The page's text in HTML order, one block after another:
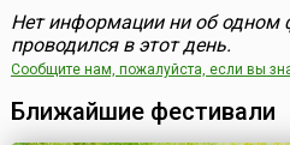
Нет информации ни об одном
проводился в этот день.
Сообщите нам, пожалуйста, если вы
Ближайшие фестивали